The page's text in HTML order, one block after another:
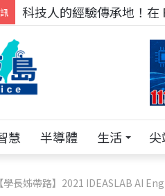
科技人的經驗傳承地！在
慧 半導體 生活 尖
【學長姊帶路】2021 IDEASLAB AI